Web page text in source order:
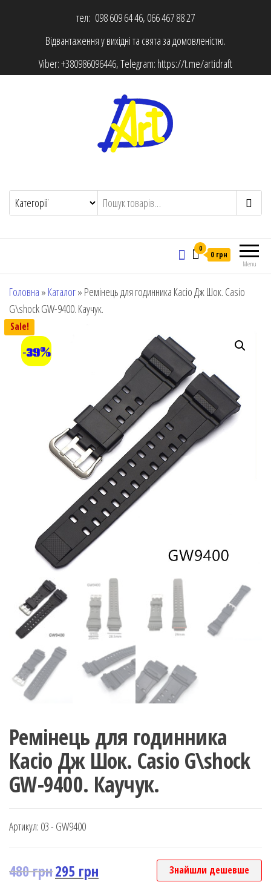
тел: 098 609 64 46, 066 467 88 27
Відвантаження у вихідні та свята за домовленістю.
Viber:+380986096446, Telegram: https://t.me/artidraft
Menu
0
0 грн
Головна » Каталог» Ремінець для годинника Касіо Дж Шок. Casio
G\shock GW-9400. Каучук.
Sale!
-39%
Ремінець для годинника
Касіо Дж Шок. Casio G\shock
GW-9400. Каучук.
Артикул: 03 - GW9400
480грн295 грн Знайшли дешевше